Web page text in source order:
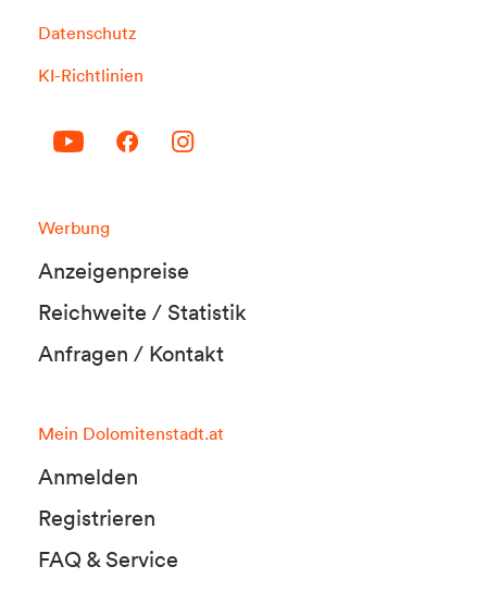
Datenschutz
KI-Richtlinien
Werbung
Anzeigenpreise
Reichweite / Statistik
Anfragen / Kontakt
Mein Dolomitenstadt.at
Anmelden
Registrieren
FAQ & Service